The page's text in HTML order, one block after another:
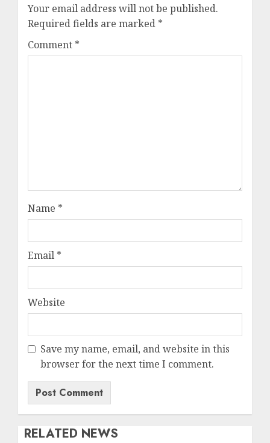
Your email address will not be published.
Required fields are marked *
Comment *
Name *
Email *
Website
Save my name, email, and website in this
browser for the next time I comment.
RELATED NEWS